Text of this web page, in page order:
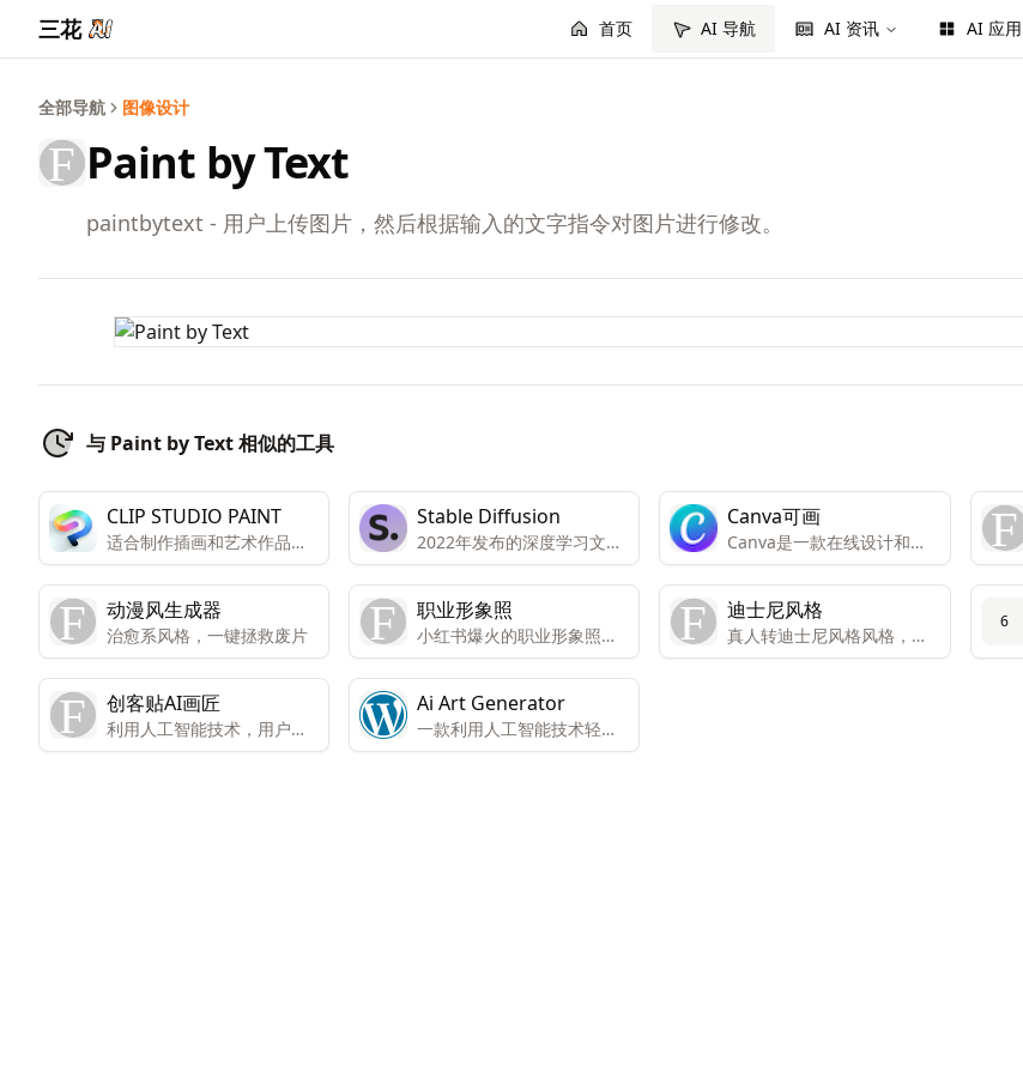
三花 首页 AI 导航 AI 资讯 AI 应用
全部导航 图像设计
Paint by Text
paintbytext - 用户上传图片，然后根据输入的文字指令对图片进行修改。
与 Paint by Text 相似的工具
CLIP STUDIO PAINT
适合制作插画和艺术作品，
具备制作漫画表现和短动画
剪辑的功能。
Stable Diffusion
2022年发布的深度学习文本
到图像模型，主要用于生成
基于文本描述的详细图像，
为图像生成和处理提供了更
多的可能性。
Canva可画
Canva是一款在线设计和协
作平台，提供免费版本和面
向个人和团队的高级版本。
高级版本包括所有功能和内
容，而免费版本只能有限访
问。Canva还提供免费访问
动漫风生成器
治愈系风格，一键拯救废片
职业形象照
小红书爆火的职业形象照，
在线免费生成！
迪士尼风格
真人转迪士尼风格风格，替
你们试过了，大眼睛很难让
6
创客贴AI画匠
利用人工智能技术，用户可
以轻松创作艺术作品。
Ai Art Generator
一款利用人工智能技术轻松
创建或修改照片的应用程